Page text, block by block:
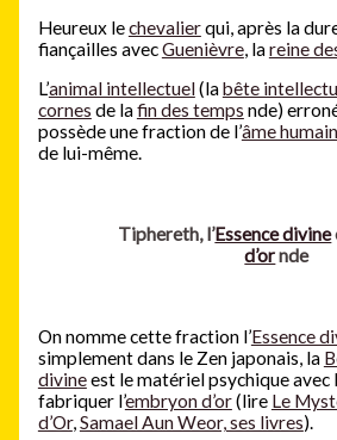
Heureux lechevalierqui, après la
fiançailles avecGuenièvre, lareine
L’animal intellectuel(labête
cornes de lafin des temps nde)
possède une fraction de l’âme
de lui-même.
Tiphereth, l’Essence divine
d’ornde
On nomme cette fraction l’Essence
simplement dans le Zen japonais, la
divineest le matériel psychique
fabriquer l’embryon d’or(lire Le
d’Or, Samael Aun Weor, ses livres).